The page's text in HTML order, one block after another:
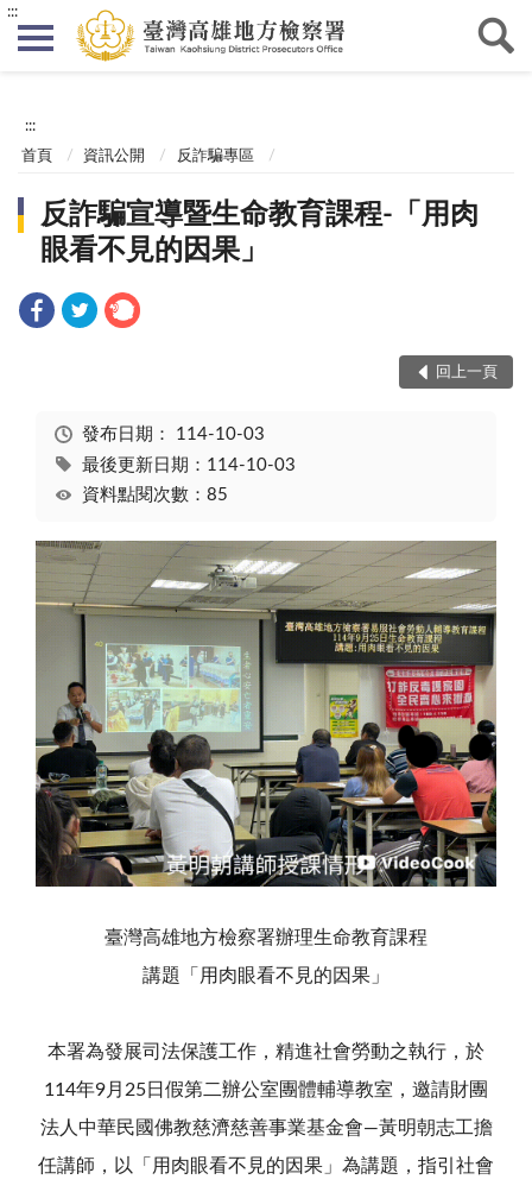
:::
:::
首頁 資訊公開 反詐騙專區
反詐騙宣導暨生命教育課程-「用肉
眼看不見的因果」
回上一頁
發布日期： 114-10-03
最後更新日期：114-10-03
資料點閱次數：85
臺灣高雄地方檢察署辦理生命教育課程
講題「用肉眼看不見的因果」
本署為發展司法保護工作，精進社會勞動之執行，於
114年9月25日假第二辦公室團體輔導教室，邀請財團
法人中華民國佛教慈濟慈善事業基金會—黃明朝志工擔
任講師，以「用肉眼看不見的因果」為講題，指引社會